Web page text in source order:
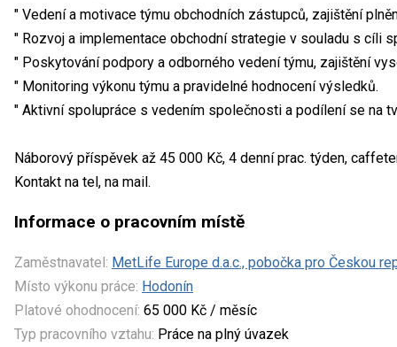
" Vedení a motivace týmu obchodních zástupců, zajištění
" Rozvoj a implementace obchodní strategie v souladu s cíli
" Poskytování podpory a odborného vedení týmu, zajištění
" Monitoring výkonu týmu a pravidelné hodnocení výsledků.
" Aktivní spolupráce s vedením společnosti a podílení se na
Náborový příspěvek až 45 000 Kč, 4 denní prac. týden,
Kontakt na tel, na mail.
Informace o pracovním místě
Zaměstnavatel: MetLife Europe d.a.c., pobočka pro Českou
Místo výkonu práce: Hodonín
Platové ohodnocení: 65 000 Kč / měsíc
Typ pracovního vztahu: Práce na plný úvazek